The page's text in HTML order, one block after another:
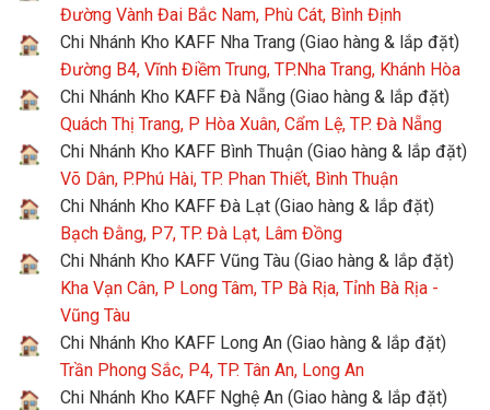
Đường Vành Đai Bắc Nam, Phù Cát, Bình Định
Chi Nhánh Kho KAFF Nha Trang (Giao hàng & lắp đặt)
Đường B4, Vĩnh Điềm Trung, TP.Nha Trang, Khánh Hòa
Chi Nhánh Kho KAFF Đà Nẵng (Giao hàng & lắp đặt)
Quách Thị Trang, P Hòa Xuân, Cẩm Lệ, TP. Đà Nẵng
Chi Nhánh Kho KAFF Bình Thuận (Giao hàng & lắp đặt)
Võ Dân, P.Phú Hài, TP. Phan Thiết, Bình Thuận
Chi Nhánh Kho KAFF Đà Lạt (Giao hàng & lắp đặt)
Bạch Đằng, P7, TP. Đà Lạt, Lâm Đồng
Chi Nhánh Kho KAFF Vũng Tàu (Giao hàng & lắp đặt)
Kha Vạn Cân, P Long Tâm, TP Bà Rịa, Tỉnh Bà Rịa -
Vũng Tàu
Chi Nhánh Kho KAFF Long An (Giao hàng & lắp đặt)
Trần Phong Sắc, P4, TP. Tân An, Long An
Chi Nhánh Kho KAFF Nghệ An (Giao hàng & lắp đặt)